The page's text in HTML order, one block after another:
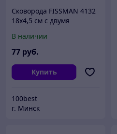
Cковорода FISSMAN 4132
18x4,5 см с двумя
деревянной подставке
(чугун)
В наличии
77 руб.
Купить
100best
г. Минск